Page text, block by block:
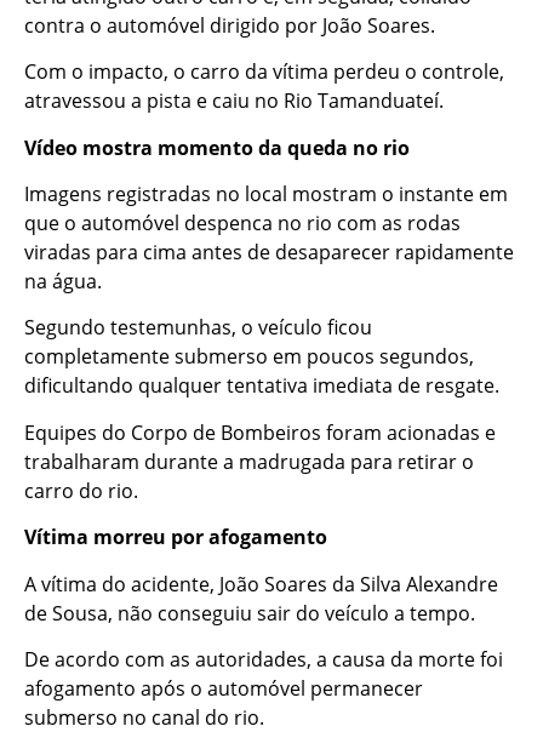
contra o automóvel dirigido por João Soares.
Com o impacto, o carro da vítima perdeu o controle,
atravessou a pista e caiu no Rio Tamanduateí.
Vídeo mostra momento da queda no rio
Imagens registradas no local mostram o instante em
que o automóvel despenca no rio com as rodas
viradas para cima antes de desaparecer rapidamente
na água.
Segundo testemunhas, o veículo ficou
completamente submerso em poucos segundos,
dificultando qualquer tentativa imediata de resgate.
Equipes do Corpo de Bombeiros foram acionadas e
trabalharam durante a madrugada para retirar o
carro do rio.
Vítima morreu por afogamento
A vítima do acidente, João Soares da Silva Alexandre
de Sousa, não conseguiu sair do veículo a tempo.
De acordo com as autoridades, a causa da morte foi
afogamento após o automóvel permanecer
submerso no canal do rio.